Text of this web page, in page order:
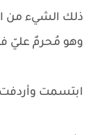
ذلك الشيء من
وهو مُحرمٌ عليّ
ابتسمت